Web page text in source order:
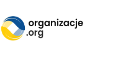
do
treści